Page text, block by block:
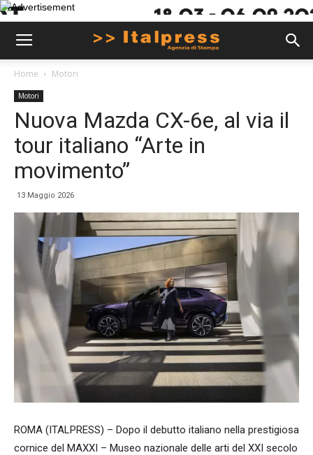
Home Motori
Motori
Nuova Mazda CX-6e, al via il
tour italiano “Arte in
movimento”
13 Maggio 2026
ROMA (ITALPRESS) – Dopo il debutto italiano nella prestigiosa
cornice del MAXXI – Museo nazionale delle arti del XXI secolo